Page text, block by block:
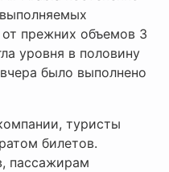
прежних объемов 3
уровня в половину
было выполнено
туристы
билетов.
пассажирам